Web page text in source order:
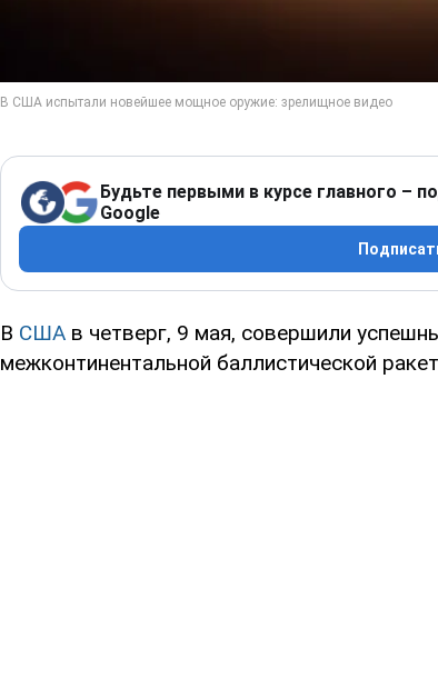
Будьте первыми в курсе главного –
Google
В США в четверг, 9 мая, совершили
межконтинентальной баллистической